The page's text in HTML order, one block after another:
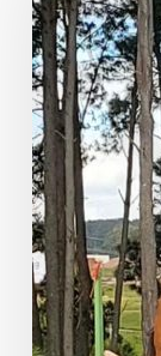
hizo
demostración
en
predio
de
la
Reserva
López
Lomba